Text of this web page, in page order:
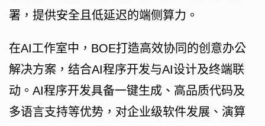
署，提供安全且低延迟的端侧算力。
在AI工作室中，BOE打造高效协同的创意办公
解决方案，结合AI程序开发与AI设计及终端联
动。AI程序开发具备一键生成、高品质代码及
多语言支持等优势，对企业级软件发展、演算